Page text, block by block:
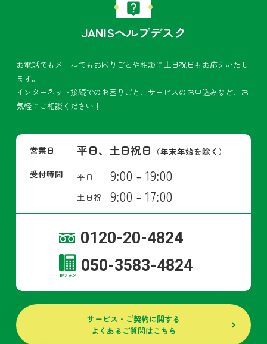
JANISヘルプデスク
お電話でもメールでもお困りごとや相談に土日祝日もお応えいたし
ます。
インターネット接続でのお困りごと、サービスのお申込みなど、お
気軽にご相談ください！
営業日 平日、土日祝日 （年末年始を除く）
受付時間
平日 9:00 - 19:00
土日祝 9:00 - 17:00
0120-20-4824
050-3583-4824
サービス・ご契約に関する
よくあるご質問はこちら